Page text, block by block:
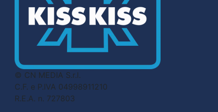
© CN MEDIA S.r.l.
C.F. e P.IVA 04998911210
R.E.A. n. 727803